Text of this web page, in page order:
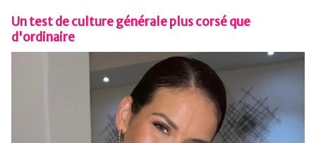
Un test de culture générale plus corsé que
d'ordinaire